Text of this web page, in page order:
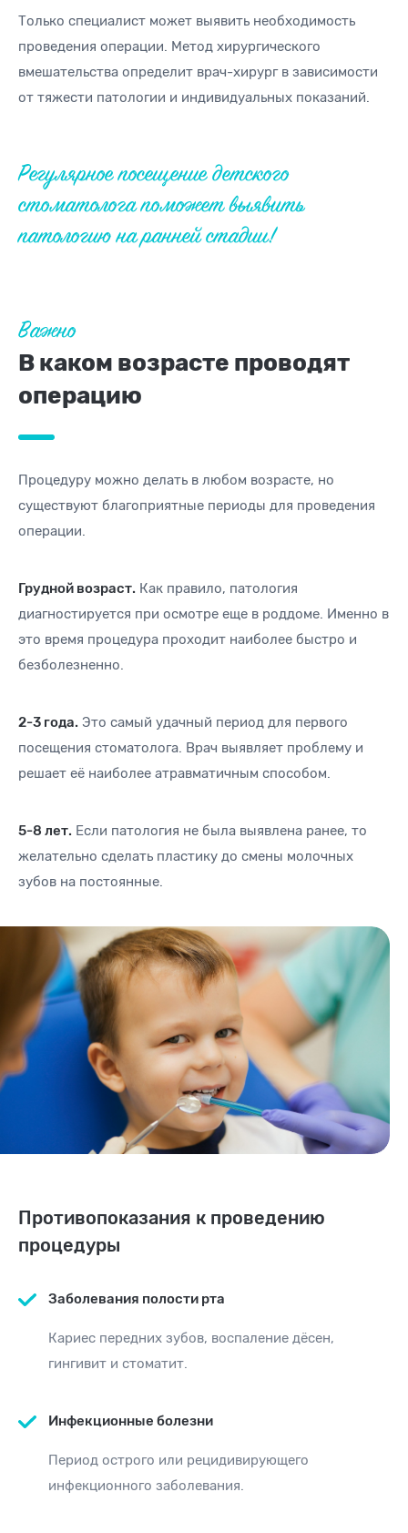
Только специалист может выявить необходимость
проведения операции. Метод хирургического
вмешательства определит врач-хирург в зависимости
от тяжести патологии и индивидуальных показаний.
Регулярное посещение детского
стоматолога поможет выявить
патологию на ранней стадии!
Важно
В каком возрасте проводят
операцию
Процедуру можно делать в любом возрасте, но
существуют благоприятные периоды для проведения
операции.
Грудной возраст. Как правило, патология
диагностируется при осмотре еще в роддоме. Именно в
это время процедура проходит наиболее быстро и
безболезненно.
2-3 года. Это самый удачный период для первого
посещения стоматолога. Врач выявляет проблему и
решает её наиболее атравматичным способом.
5-8 лет. Если патология не была выявлена ранее, то
желательно сделать пластику до смены молочных
зубов на постоянные.
Противопоказания к проведению
процедуры
Заболевания полости рта
Кариес передних зубов, воспаление дёсен,
гингивит и стоматит.
Инфекционные болезни
Период острого или рецидивирующего
инфекционного заболевания.